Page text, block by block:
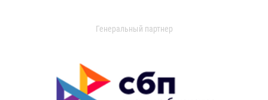
Генеральный партнер